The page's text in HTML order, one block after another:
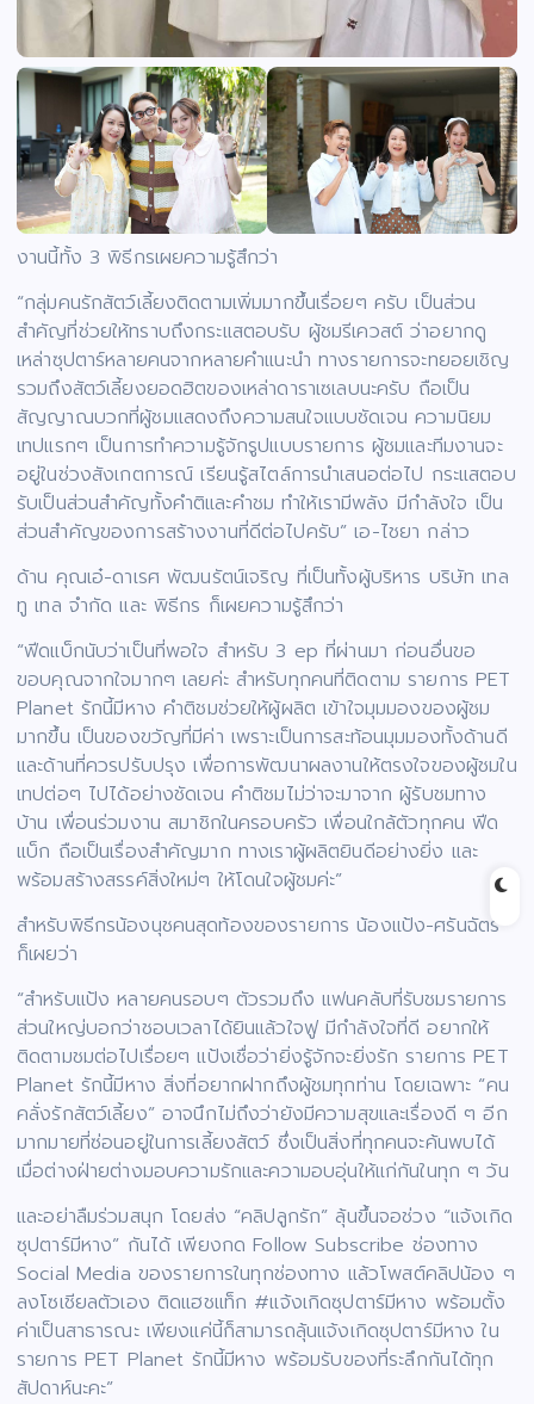
งานนี้ทั้ง 3 พิธีกรเผยความรู้สึกว่า
“กลุ่มคนรักสัตว์เลี้ยงติดตามเพิ่มมากขึ้นเรื่อยๆ ครับ เป็นส่วน
สำคัญที่ช่วยให้ทราบถึงกระแสตอบรับ ผู้ชมรีเควสต์ ว่าอยากดู
เหล่าซุปตาร์หลายคนจากหลายคำแนะนำ ทางรายการจะทยอยเชิญ
รวมถึงสัตว์เลี้ยงยอดฮิตของเหล่าดาราเซเลบนะครับ ถือเป็น
สัญญาณบวกที่ผู้ชมแสดงถึงความสนใจแบบชัดเจน ความนิยม
เทปแรกๆ เป็นการทำความรู้จักรูปแบบรายการ ผู้ชมและทีมงานจะ
อยู่ในช่วงสังเกตการณ์ เรียนรู้สไตล์การนำเสนอต่อไป กระแสตอบ
รับเป็นส่วนสำคัญทั้งคำติและคำชม ทำให้เรามีพลัง มีกำลังใจ เป็น
ส่วนสำคัญของการสร้างงานที่ดีต่อไปครับ” เอ-ไชยา กล่าว
ด้าน คุณเอ๋-ดาเรศ พัฒนรัตน์เจริญ ที่เป็นทั้งผู้บริหาร บริษัท เทล
ทู เทล จำกัด และ พิธีกร ก็เผยความรู้สึกว่า
“ฟีดแบ็กนับว่าเป็นที่พอใจ สำหรับ 3 ep ที่ผ่านมา ก่อนอื่นขอ
ขอบคุณจากใจมากๆ เลยค่ะ สำหรับทุกคนที่ติดตาม รายการ PET
Planet รักนี้มีหาง คำติชมช่วยให้ผู้ผลิต เข้าใจมุมมองของผู้ชม
มากขึ้น เป็นของขวัญที่มีค่า เพราะเป็นการสะท้อนมุมมองทั้งด้านดี
และด้านที่ควรปรับปรุง เพื่อการพัฒนาผลงานให้ตรงใจของผู้ชมใน
เทปต่อๆ ไปได้อย่างชัดเจน คำติชมไม่ว่าจะมาจาก ผู้รับชมทาง
บ้าน เพื่อนร่วมงาน สมาชิกในครอบครัว เพื่อนใกล้ตัวทุกคน ฟีด
แบ็ก ถือเป็นเรื่องสำคัญมาก ทางเราผู้ผลิตยินดีอย่างยิ่ง และ
พร้อมสร้างสรรค์สิ่งใหม่ๆ ให้โดนใจผู้ชมค่ะ”
สำหรับพิธีกรน้องนุชคนสุดท้องของรายการ น้องแป้ง-ศรันฉัตร์
ก็เผยว่า
“สำหรับแป้ง หลายคนรอบๆ ตัวรวมถึง แฟนคลับที่รับชมรายการ
ส่วนใหญ่บอกว่าชอบเวลาได้ยินแล้วใจฟู มีกำลังใจที่ดี อยากให้
ติดตามชมต่อไปเรื่อยๆ แป้งเชื่อว่ายิ่งรู้จักจะยิ่งรัก รายการ PET
Planet รักนี้มีหาง สิ่งที่อยากฝากถึงผู้ชมทุกท่าน โดยเฉพาะ “คน
คลั่งรักสัตว์เลี้ยง” อาจนึกไม่ถึงว่ายังมีความสุขและเรื่องดี ๆ อีก
มากมายที่ซ่อนอยู่ในการเลี้ยงสัตว์ ซึ่งเป็นสิ่งที่ทุกคนจะค้นพบได้
เมื่อต่างฝ่ายต่างมอบความรักและความอบอุ่นให้แก่กันในทุก ๆ วัน
และอย่าลืมร่วมสนุก โดยส่ง “คลิปลูกรัก” ลุ้นขึ้นจอช่วง “แจ้งเกิด
ซุปตาร์มีหาง” กันได้ เพียงกด Follow Subscribe ช่องทาง
Social Media ของรายการในทุกช่องทาง แล้วโพสต์คลิปน้อง ๆ
ลงโซเชียลตัวเอง ติดแฮชแท็ก #แจ้งเกิดซุปตาร์มีหาง พร้อมตั้ง
ค่าเป็นสาธารณะ เพียงแค่นี้ก็สามารถลุ้นแจ้งเกิดซุปตาร์มีหาง ใน
รายการ PET Planet รักนี้มีหาง พร้อมรับของที่ระลึกกันได้ทุก
สัปดาห์นะคะ”